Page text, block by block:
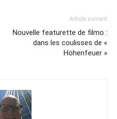
Article suivant
Nouvelle featurette de filmo :
dans les coulisses de «
Höhenfeuer »